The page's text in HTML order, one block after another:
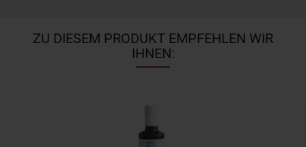
ZU DIESEM PRODUKT EMPFEHLEN WIR
IHNEN: